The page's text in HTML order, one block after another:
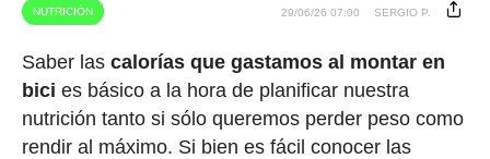
NUTRICIÓN 29/06/26 07:00 SERGIO P.
Saber las calorías que gastamos al montar en
bici es básico a la hora de planificar nuestra
nutrición tanto si sólo queremos perder peso como
rendir al máximo. Si bien es fácil conocer las